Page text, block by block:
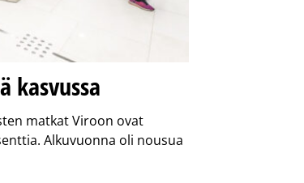
kasvussa
matkat Viroon ovat
Alkuvuonna oli nousua